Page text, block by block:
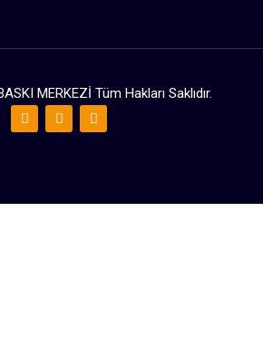
MERKEZİ Tüm Hakları Saklıdır.